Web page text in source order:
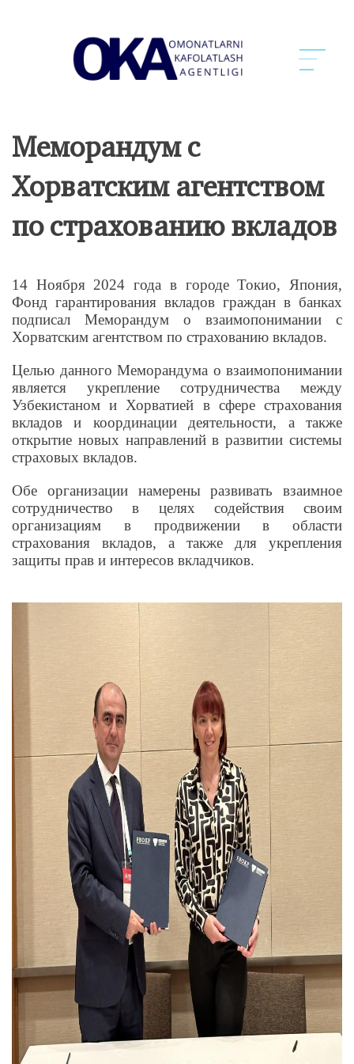
Меморандум с
Хорватским агентством
по страхованию вкладов
14 Ноября 2024 года в городе Токио, Япония,
Фонд гарантирования вкладов граждан в банках
подписал Меморандум о взаимопонимании с
Хорватским агентством по страхованию вкладов.
Целью данного Меморандума о взаимопонимании
является укрепление сотрудничества между
Узбекистаном и Хорватией в сфере страхования
вкладов и координации деятельности, а также
открытие новых направлений в развитии системы
страховых вкладов.
Обе организации намерены развивать взаимное
сотрудничество в целях содействия своим
организациям в продвижении в области
страхования вкладов, а также для укрепления
защиты прав и интересов вкладчиков.